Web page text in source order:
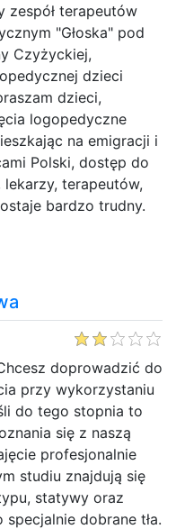
zespół terapeutów
"Głoska" pod
Czyżyckiej,
dzieci
dzieci,
logopedyczne
na emigracji i
Polski, dostęp do
terapeutów,
bardzo trudny.
doprowadzić do
przy wykorzystaniu
do tego stopnia to
się z naszą
profesjonalnie
studiu znajdują się
statywy oraz
dobrane tła.